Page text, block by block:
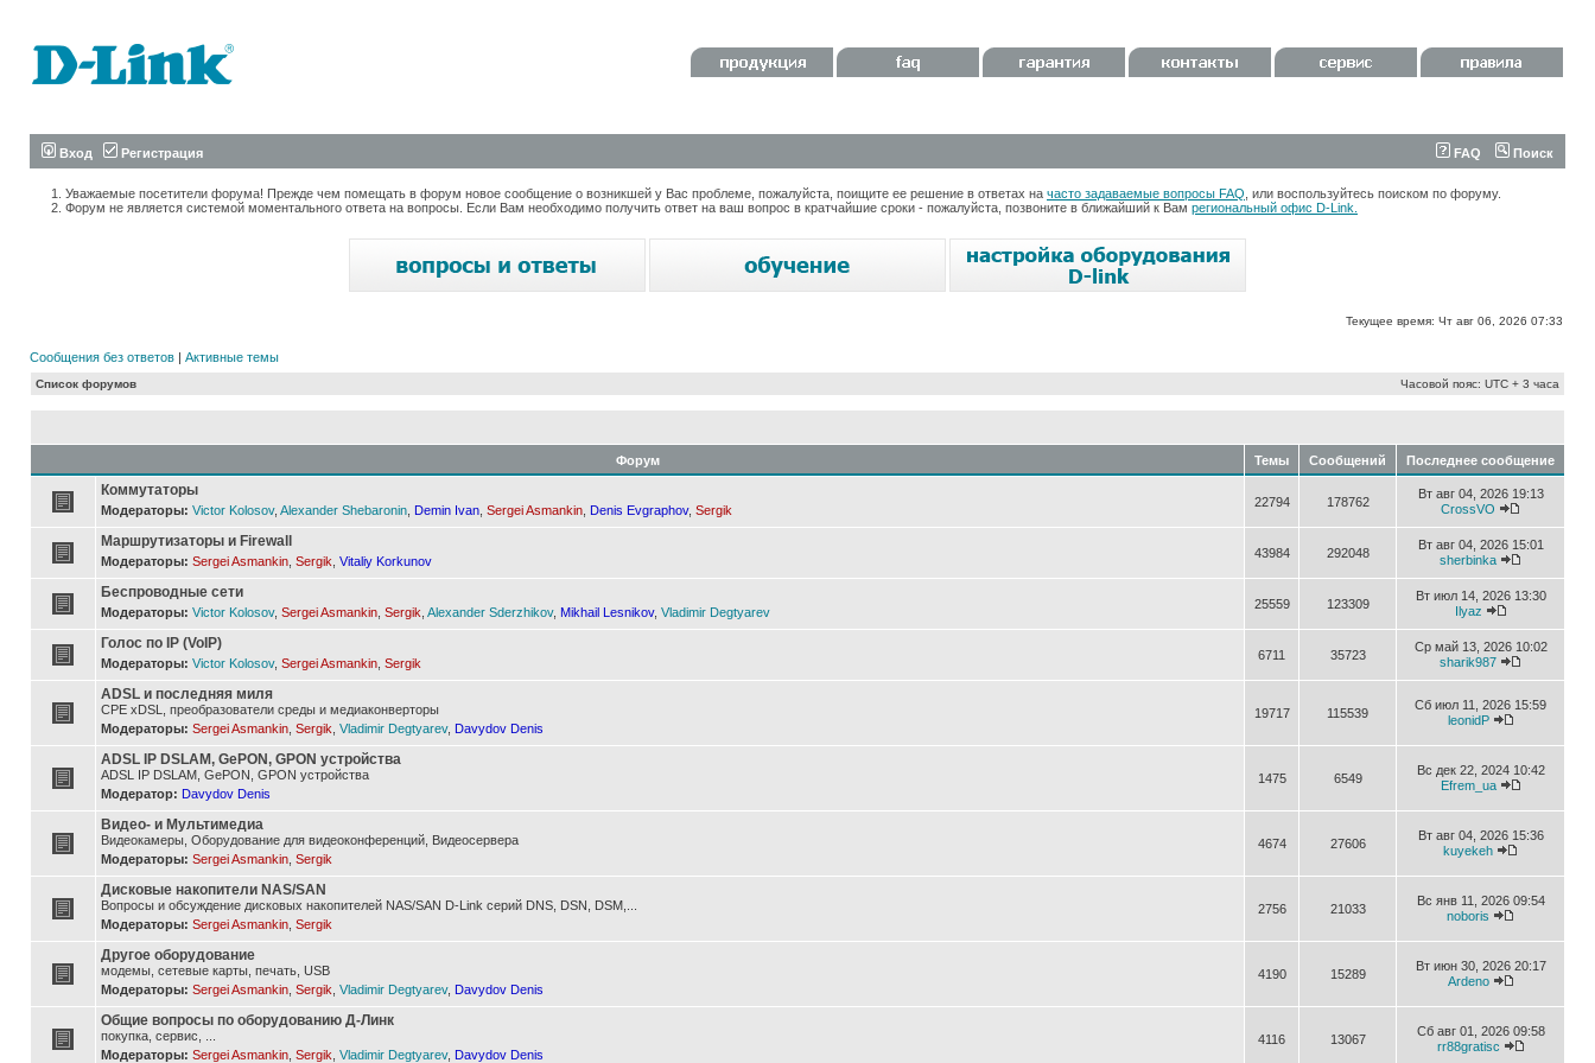
Вход Регистрация FAQ Поиск
Уважаемые посетители форума! Прежде чем помещать в форум новое сообщение о возникшей у Вас проблеме, пожалуйста, поищите ее решение в ответах на часто задаваемые вопросы FAQ , или воспользуйтесь поиском по форуму.
Форум не является системой моментального ответа на вопросы. Если Вам необходимо получить ответ на ваш вопрос в кратчайшие сроки - пожалуйста, позвоните в ближайший к Вам региональный офис D-Link.
Текущее время: Чт авг 06, 2026 07:33
Сообщения без ответов | Активные темы
Список форумов Часовой пояс: UTC + 3 часа
Форум Темы Сообщений Последнее сообщение
Коммутаторы
Модераторы: Victor Kolosov, Alexander Shebaronin Demin Ivan Sergei Asmankin Denis Evgraphov, Sergik
22794 178762
Вт авг 04, 2026 19:13
CrossVO
Маршрутизаторы и Firewall
Модераторы: Sergei Asmankin Sergik Vitaliy Korkunov
43984 292048
Вт авг 04, 2026 15:01
sherbinka
Беспроводные сети
Модераторы: Victor Kolosov, Sergei Asmankin Sergik Alexander Sderzhikov, Mikhail Lesnikov, Vladimir Degtyarev
25559 123309
Вт июл 14, 2026 13:30
Ilyaz
Голос по IP (VoIP)
Модераторы: Victor Kolosov, Sergei Asmankin Sergik
6711 35723
Ср май 13, 2026 10:02
sharik987
ADSL и последняя миля
CPE xDSL, преобразователи среды и медиаконверторы
Модераторы: Sergei Asmankin Sergik Vladimir Degtyarev, Davydov Denis
19717 115539
Сб июл 11, 2026 15:59
leonidP
ADSL IP DSLAM, GePON, GPON устройства
ADSL IP DSLAM, GePON, GPON устройства
Модератор: Davydov Denis
1475 6549
Вс дек 22, 2024 10:42
Efrem_ua
Видео- и Мультимедиа
Видеокамеры, Оборудование для видеоконференций, Видеосервера
Модераторы: Sergei Asmankin Sergik
4674 27606
Вт авг 04, 2026 15:36
kuyekeh
Дисковые накопители NAS/SAN
Вопросы и обсуждение дисковых накопителей NAS/SAN D-Link серий DNS, DSN, DSM,...
Модераторы: Sergei Asmankin Sergik
2756 21033
Вс янв 11, 2026 09:54
noboris
Другое оборудование
модемы, сетевые карты, печать, USB
Модераторы: Sergei Asmankin Sergik Vladimir Degtyarev, Davydov Denis
4190 15289
Вт июн 30, 2026 20:17
Ardeno
Общие вопросы по оборудованию Д-Линк
покупка, сервис, ...
Модераторы: Sergei Asmankin Sergik Vladimir Degtyarev, Davydov Denis
4116 13067
Сб авг 01, 2026 09:58
rr88gratisc